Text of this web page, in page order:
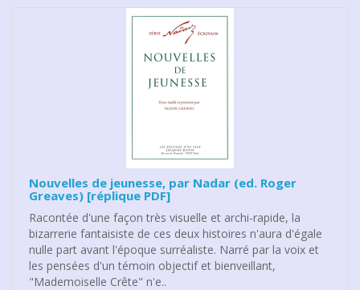
Nouvelles de jeunesse, par Nadar (ed. Roger
Greaves) [réplique PDF]
Racontée d'une façon très visuelle et archi-rapide, la
bizarrerie fantaisiste de ces deux histoires n'aura d'égale
nulle part avant l'époque surréaliste. Narré par la voix et
les pensées d'un témoin objectif et bienveillant,
"Mademoiselle Crête" n'e..